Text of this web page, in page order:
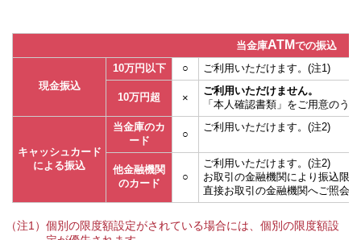
当金庫ATMでの振込
現金振込
10万円以下 ○ ご利用いただけます。(注1)
10万円超 ×
ご利用いただけません。
「本人確認書類」をご用意のう
キャッシュカード
による振込
当金庫のカ
ード
○
ご利用いただけます。(注2)
他金融機関
のカード
○
ご利用いただけます。(注2)
お取引の金融機関により振込限
直接お取引の金融機関へご照会
（注1）個別の限度額設定がされている場合には、個別の限度額設